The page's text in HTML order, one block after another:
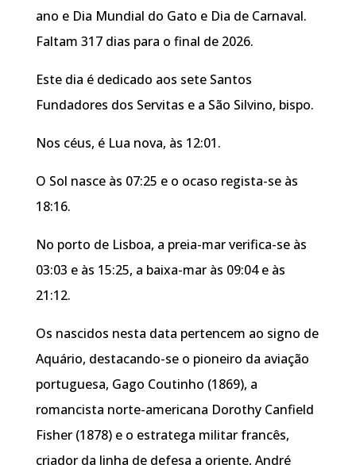
ano e Dia Mundial do Gato e Dia de Carnaval.
Faltam 317 dias para o final de 2026.
Este dia é dedicado aos sete Santos
Fundadores dos Servitas e a São Silvino, bispo.
Nos céus, é Lua nova, às 12:01.
O Sol nasce às 07:25 e o ocaso regista-se às
18:16.
No porto de Lisboa, a preia-mar verifica-se às
03:03 e às 15:25, a baixa-mar às 09:04 e às
21:12.
Os nascidos nesta data pertencem ao signo de
Aquário, destacando-se o pioneiro da aviação
portuguesa, Gago Coutinho (1869), a
romancista norte-americana Dorothy Canfield
Fisher (1878) e o estratega militar francês,
criador da linha de defesa a oriente, André